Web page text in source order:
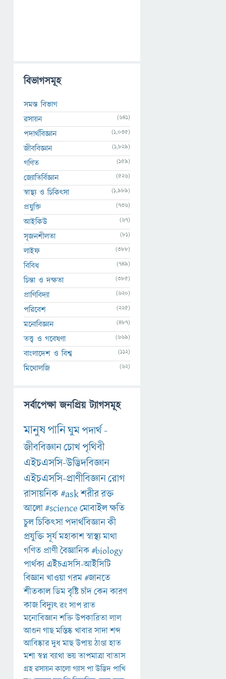
বিভাগসমূহ
সমস্ত বিভাগ
রসায়ন
(641)
পদার্থবিজ্ঞান (1,035)
জীববিজ্ঞান (1,829)
গণিত (159)
জ্যোতির্বিজ্ঞান (526)
স্বাস্থ্য ও চিকিৎসা (1,989)
প্রযুক্তি (736)
আইকিউ (67)
সৃজনশীলতা (81)
লাইফ (388)
বিবিধ (749)
চিন্তা ও দক্ষতা (385)
প্রাণিবিদ্যা (620)
পরিবেশ (225)
মনোবিজ্ঞান (487)
তত্ত্ব ও গবেষণা (669)
বাংলাদেশ ও বিশ্ব (112)
মিথোলজি (62)
সর্বাপেক্ষা জনপ্রিয় ট্যাগসমূহ
মানুষপানিঘুমপদার্থ-
জীববিজ্ঞানচোখপৃথিবী
এইচএসসি-উদ্ভিদবিজ্ঞান
এইচএসসি-প্রাণীবিজ্ঞানরোগ
রাসায়নিক#askশরীররক্ত
আলো#scienceমোবাইলক্ষতি
চুলচিকিৎসাপদার্থবিজ্ঞানকী
প্রযুক্তিসূর্যমহাকাশস্বাস্থ্যমাথা
গণিত প্রাণীবৈজ্ঞানিক#biology
পার্থক্য এইচএসসি-আইসিটি
বিজ্ঞানখাওয়াগরম#জানতে
শীতকালডিমবৃষ্টিচাঁদকেনকারণ
কাজবিদ্যুৎরংসাপরাত
মনোবিজ্ঞানশক্তিউপকারিতালাল
আগুনগাছমস্তিষ্কখাবারসাদাশব্দ
আবিষ্কারদুধমাছউপায়ঠাণ্ডাহাত
মশাস্বপ্নব্যাথাভয়তাপমাত্রাবাতাস
গ্রহরসায়নকালোগ্যাসপাউদ্ভিদপাখি